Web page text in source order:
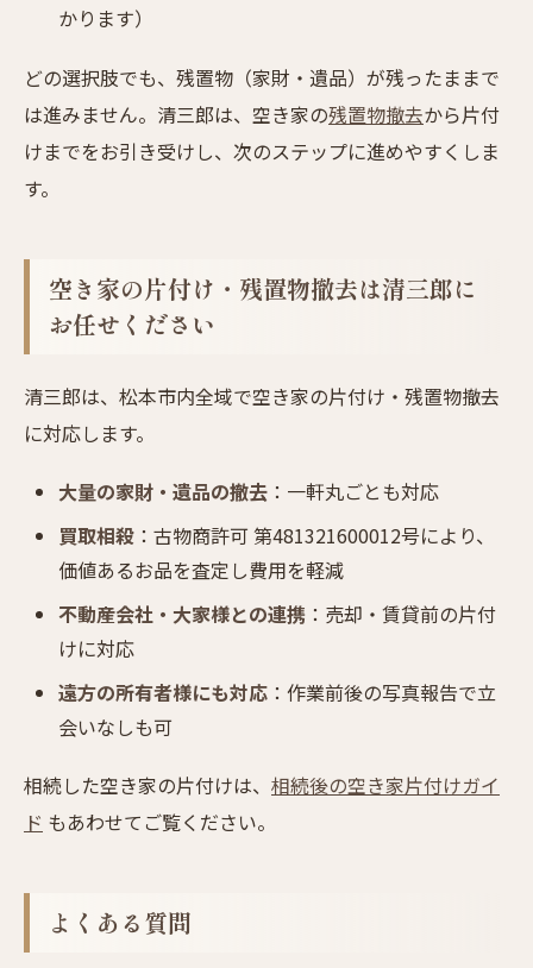
かります）
どの選択肢でも、残置物（家財・遺品）が残ったままで
は進みません。清三郎は、空き家の残置物撤去から片付
けまでをお引き受けし、次のステップに進めやすくしま
す。
空き家の片付け・残置物撤去は清三郎に
お任せください
清三郎は、松本市内全域で空き家の片付け・残置物撤去
に対応します。
大量の家財・遺品の撤去：一軒丸ごとも対応
買取相殺：古物商許可 第481321600012号により、
価値あるお品を査定し費用を軽減
不動産会社・大家様との連携：売却・賃貸前の片付
けに対応
遠方の所有者様にも対応：作業前後の写真報告で立
会いなしも可
相続した空き家の片付けは、 相続後の空き家片付けガイ
ド もあわせてご覧ください。
よくある質問